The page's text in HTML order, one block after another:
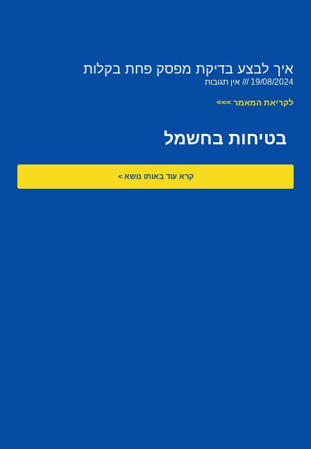
איך לבצע בדיקת מפסק פחת בקלות
19/08/2024 אין תגובות
לקריאת המאמר >>>
בטיחות בחשמל
קרא עוד באותו נושא >